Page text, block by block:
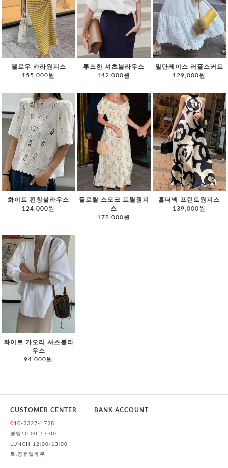
옐로우 카라원피스
155,000원
루즈한 셔츠블라우스
142,000원
밑단레이스 러플스커트
129,000원
화이트 펀칭블라우스
124,000원
플로랄 스모크 프릴원피
스
178,000원
홀더넥 프린트원피스
139,000원
화이트 가오리 셔츠블라
우스
94,000원
CUSTOMER CENTER
010-2327-1728
평일10:00-17:00
LUNCH 12;00-13;00
토,공휴일휴무
BANK ACCOUNT